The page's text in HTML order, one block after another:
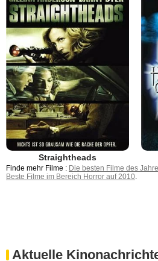
Straightheads
Finde mehr Filme : Die besten Filme des
Beste Filme im Bereich Horror auf 2010.
Aktuelle